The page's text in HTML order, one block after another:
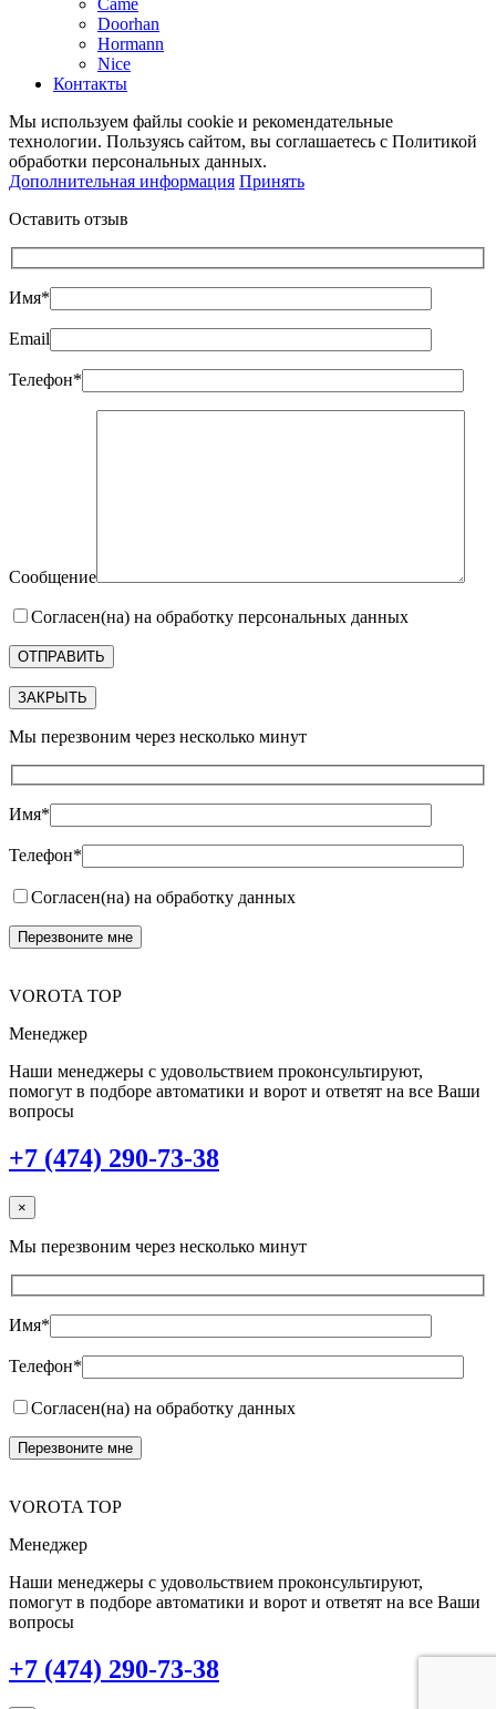
Came
Doorhan
Hormann
Nice
Контакты
Мы используем файлы cookie и рекомендательные
технологии. Пользуясь сайтом, вы соглашаетесь с Политикой
обработки персональных данных.
Дополнительная информация Принять
Оставить отзыв
Имя*
Email
Телефон*
Сообщение
Согласен(на) на обработку персональных данных
ЗАКРЫТЬ
Мы перезвоним через несколько минут
Имя*
Телефон*
Согласен(на) на обработку данных
VOROTA TOP
Менеджер
Наши менеджеры с удовольствием проконсультируют,
помогут в подборе автоматики и ворот и ответят на все Ваши
вопросы
+7 (474) 290-73-38
×
Мы перезвоним через несколько минут
Имя*
Телефон*
Согласен(на) на обработку данных
VOROTA TOP
Менеджер
Наши менеджеры с удовольствием проконсультируют,
помогут в подборе автоматики и ворот и ответят на все Ваши
вопросы
+7 (474) 290-73-38